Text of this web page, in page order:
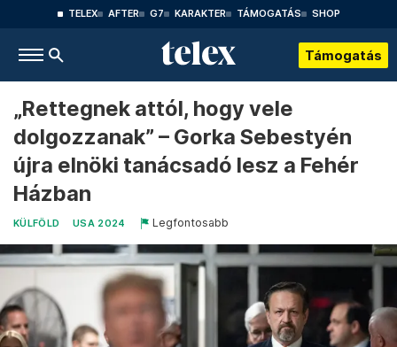
TELEX AFTER G7 KARAKTER TÁMOGATÁS SHOP
Támogatás
„Rettegnek attól, hogy vele
dolgozzanak” – Gorka Sebestyén
újra elnöki tanácsadó lesz a Fehér
Házban
KÜLFÖLD USA 2024 Legfontosabb